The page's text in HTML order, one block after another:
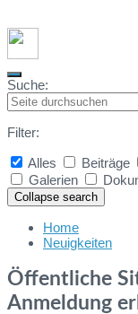
Suche:
Filter:
Alles
Beiträge
Galerien
Collapse search
Home
Neuigkeiten
Öffentliche
Anmeldung